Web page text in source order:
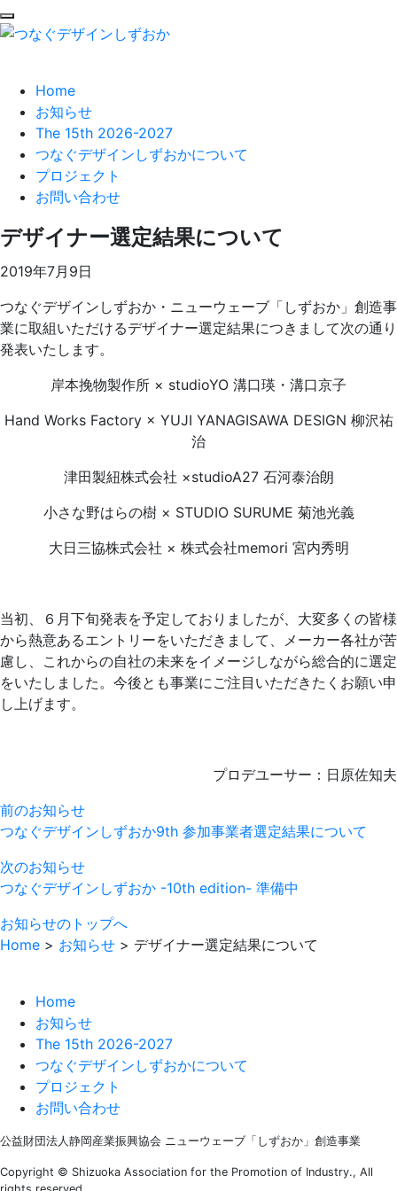
Home
お知らせ
The 15th 2026-2027
つなぐデザインしずおかについて
プロジェクト
お問い合わせ
デザイナー選定結果について
2019年7月9日
つなぐデザインしずおか・ニューウェーブ「しずおか」創造事
業に取組いただけるデザイナー選定結果につきまして次の通り
発表いたします。
岸本挽物製作所 × studioYO 溝口瑛・溝口京子
Hand Works Factory × YUJI YANAGISAWA DESIGN 柳沢祐
治
津田製紐株式会社 ×studioA27 石河泰治朗
小さな野はらの樹 × STUDIO SURUME 菊池光義
大日三協株式会社 × 株式会社memori 宮内秀明
当初、６月下旬発表を予定しておりましたが、大変多くの皆様
から熱意あるエントリーをいただきまして、メーカー各社が苦
慮し、これからの自社の未来をイメージしながら総合的に選定
をいたしました。今後とも事業にご注目いただきたくお願い申
し上げます。
プロデユーサー：日原佐知夫
前のお知らせ
つなぐデザインしずおか9th 参加事業者選定結果について
次のお知らせ
つなぐデザインしずおか -10th edition- 準備中
お知らせのトップへ
Home > お知らせ > デザイナー選定結果について
Home
お知らせ
The 15th 2026-2027
つなぐデザインしずおかについて
プロジェクト
お問い合わせ
公益財団法人静岡産業振興協会 ニューウェーブ「しずおか」創造事業
Copyright © Shizuoka Association for the Promotion of Industry., All